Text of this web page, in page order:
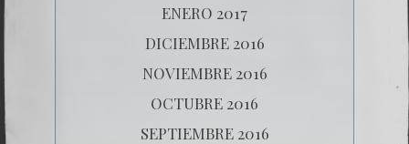
ENERO 2017
DICIEMBRE 2016
NOVIEMBRE 2016
OCTUBRE 2016
SEPTIEMBRE 2016